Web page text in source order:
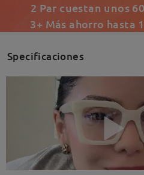
2 Par cuestan unos
3+ Más ahorro hasta
Specificaciones